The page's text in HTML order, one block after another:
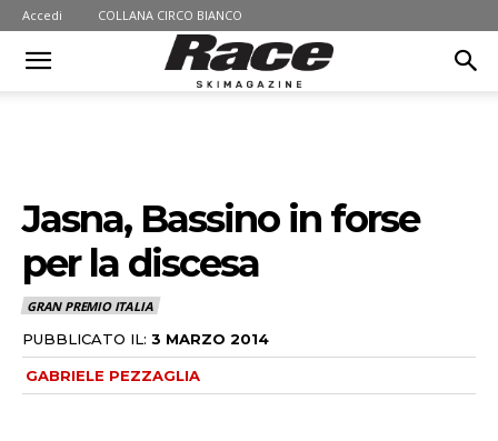
Accedi COLLANA CIRCO BIANCO
Jasna, Bassino in forse
per la discesa
GRAN PREMIO ITALIA
PUBBLICATO IL: 3 MARZO 2014
GABRIELE PEZZAGLIA